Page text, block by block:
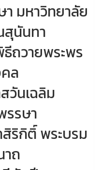
มหาวิทยาลัย
สุนันทา
ถวายพระพร
ล
วันเฉลิม
รรษา
สิริกิติ์ พระบรม
าถ